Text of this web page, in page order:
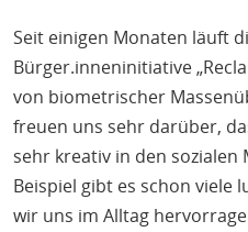
Seit einigen Monaten läuft
Bürger.inneninitiative
von biometrischer
freuen uns sehr darüber,
sehr kreativ in den
Beispiel gibt es schon viele
wir uns im Alltag